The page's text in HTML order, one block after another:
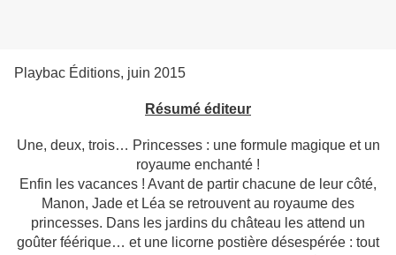
Playbac Éditions, juin 2015
Résumé éditeur
Une, deux, trois… Princesses : une formule magique et un
royaume enchanté !
Enfin les vacances ! Avant de partir chacune de leur côté,
Manon, Jade et Léa se retrouvent au royaume des
princesses. Dans les jardins du château les attend un
goûter féérique… et une licorne postière désespérée : tout